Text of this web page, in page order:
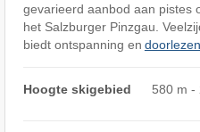
gevarieerd aanbod aan pistes
het Salzburger Pinzgau.
biedt ontspanning en doorlezen
Hoogte skigebied 580 m -